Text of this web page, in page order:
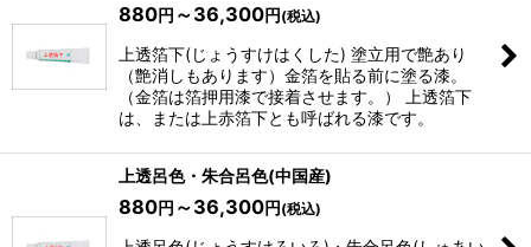
880円 ～36,300円(税込)
上透箔下(じょうすけはくした) 塗立用で艶あり
（艶消しもあります）金箔を貼る前に塗る漆。
（金箔は箔押用漆で接着させます。） 上透箔下
は、または上赤箔下とも呼ばれる漆です。
上透呂色・朱合呂色(中国産)
880円 ～36,300円(税込)